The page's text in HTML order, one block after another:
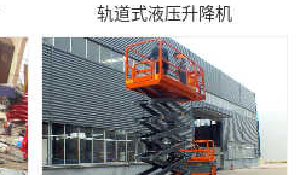
轨道式液压升降机